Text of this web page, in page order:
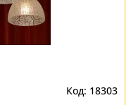
18303